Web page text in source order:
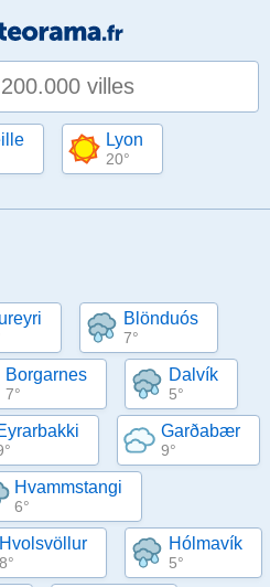
for results.
Lyon
20°
Blönduós
7°
Borgarnes
7°
Dalvík
5°
Garðabær
9°
Hvammstangi
6°
Hvolsvöllur
8°
Hólmavík
5°